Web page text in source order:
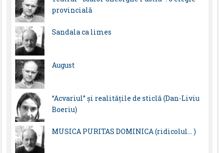
provincială
Sandala ca limes
August
“Acvariul” și realitățile de sticlă (Dan-Liviu
Boeriu)
MUSICA PURITAS DOMINICA (ridicolul… )